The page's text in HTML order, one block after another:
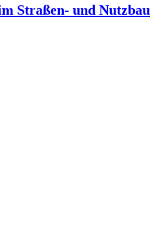
Straßen- und Nutzbau